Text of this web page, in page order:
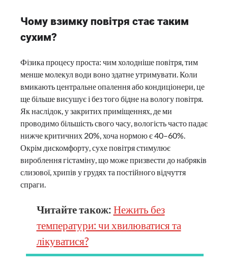
Чому взимку повітря стає таким
сухим?
Фізика процесу проста: чим холодніше повітря, тим
менше молекул води воно здатне утримувати. Коли
вмикають центральне опалення або кондиціонери, це
ще більше висушує і без того бідне на вологу повітря.
Як наслідок, у закритих приміщеннях, де ми
проводимо більшість свого часу, вологість часто падає
нижче критичних 20%, хоча нормою є 40–60%.
Окрім дискомфорту, сухе повітря стимулює
вироблення гістаміну, що може призвести до набряків
слизової, хрипів у грудях та постійного відчуття
спраги.
Читайте також: Нежить без
температури: чи хвилюватися та
лікуватися?